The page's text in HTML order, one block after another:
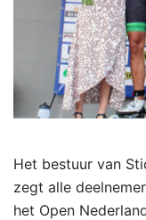
Het bestuur van
zegt alle
het Open